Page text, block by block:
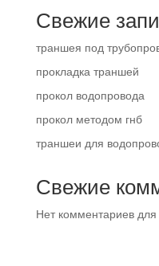
Свежие
траншея под
прокладка траншей
прокол водопровода
прокол методом гнб
траншеи для
Свежие
Нет комментариев